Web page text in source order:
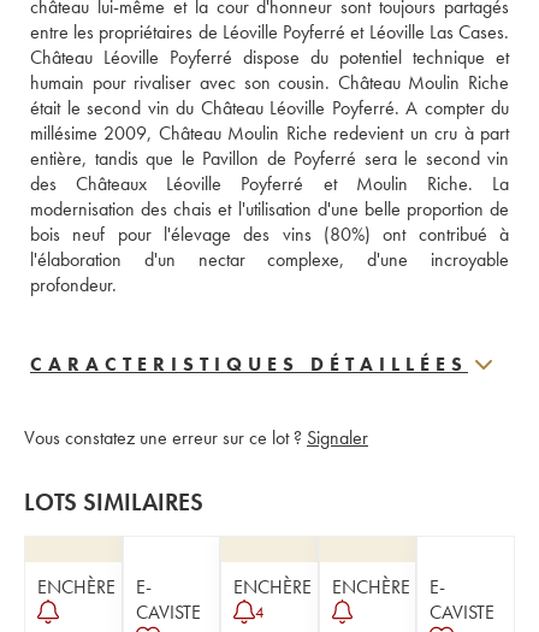
château lui-même et la cour d'honneur sont toujours partagés
entre les propriétaires de Léoville Poyferré et Léoville Las Cases.
Château Léoville Poyferré dispose du potentiel technique et
humain pour rivaliser avec son cousin. Château Moulin Riche
était le second vin du Château Léoville Poyferré. A compter du
millésime 2009, Château Moulin Riche redevient un cru à part
entière, tandis que le Pavillon de Poyferré sera le second vin
des Châteaux Léoville Poyferré et Moulin Riche. La
modernisation des chais et l'utilisation d'une belle proportion de
bois neuf pour l'élevage des vins (80%) ont contribué à
l'élaboration d'un nectar complexe, d'une incroyable
profondeur.
CARACTERISTIQUES DÉTAILLÉES
Vous constatez une erreur sur ce lot ? Signaler
LOTS SIMILAIRES
ENCHÈRE
E-
CAVISTE
ENCHÈRE
4
ENCHÈRE
E-
CAVISTE